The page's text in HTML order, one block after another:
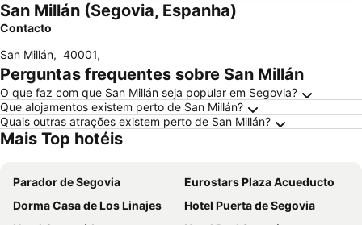
San Millán (Segovia, Espanha)
Contacto
San Millán, 40001,
Perguntas frequentes sobre San Millán
O que faz com que San Millán seja popular em Segovia?
Que alojamentos existem perto de San Millán?
Quais outras atrações existem perto de San Millán?
Mais Top hotéis
Parador de Segovia
Eurostars Plaza Acueducto
Dorma Casa de Los Linajes
Hotel Puerta de Segovia